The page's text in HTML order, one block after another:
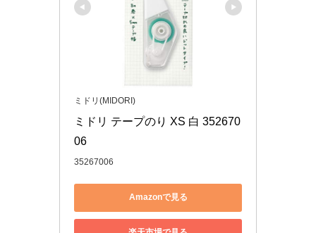
ミドリ(MIDORI)
ミドリ テープのり XS 白 352670
06
35267006
Amazonで見る